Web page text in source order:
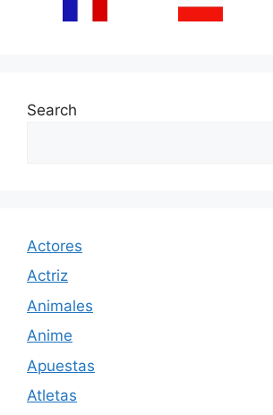
Search
Actores
Actriz
Animales
Anime
Apuestas
Atletas